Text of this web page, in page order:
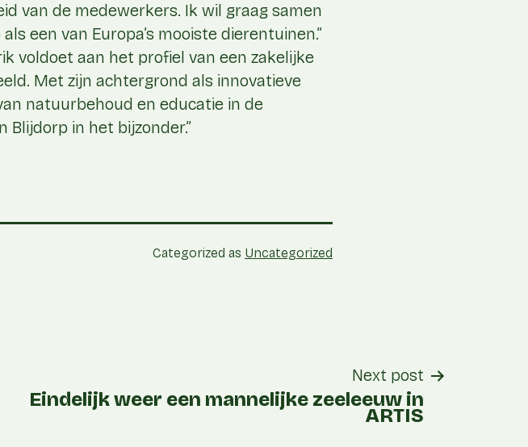
van de medewerkers. Ik wil graag samen
een van Europa’s mooiste dierentuinen.”
voldoet aan het profiel van een zakelijke
Met zijn achtergrond als innovatieve
natuurbehoud en educatie in de
in het bijzonder.”
Categorized as Uncategorized
Next post
Eindelijk weer een mannelijke zeeleeuw in
ARTIS